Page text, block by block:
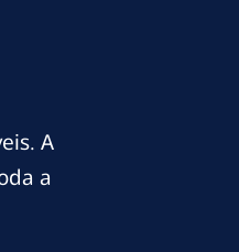
A
a